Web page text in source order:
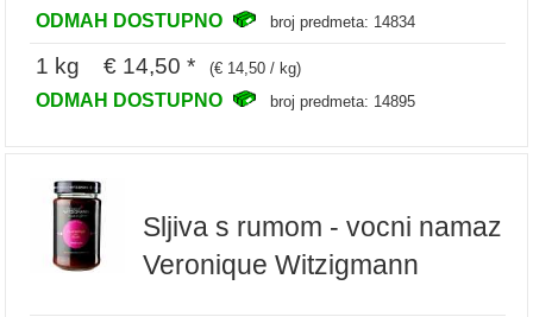
ODMAH DOSTUPNO broj predmeta: 14834
1 kg € 14,50 * (€ 14,50 / kg)
ODMAH DOSTUPNO broj predmeta: 14895
Sljiva s rumom - vocni namaz
Veronique Witzigmann